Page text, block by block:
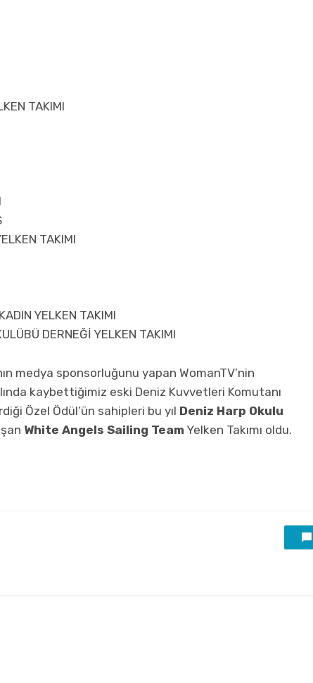
TAKIMI
TAKIMI
YELKEN TAKIMI
DERNEĞİ YELKEN TAKIMI
medya sponsorluğunu yapan WomanTV’nin
kaybettiğimiz eski Deniz Kuvvetleri Komutanı
Özel Ödül’ün sahipleri bu yıl Deniz Harp Okulu
White Angels Sailing Team Yelken Takımı oldu.